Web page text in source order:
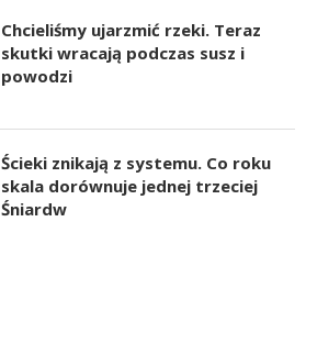
Chcieliśmy ujarzmić rzeki. Teraz
skutki wracają podczas susz i
powodzi
Ścieki znikają z systemu. Co roku
skala dorównuje jednej trzeciej
Śniardw